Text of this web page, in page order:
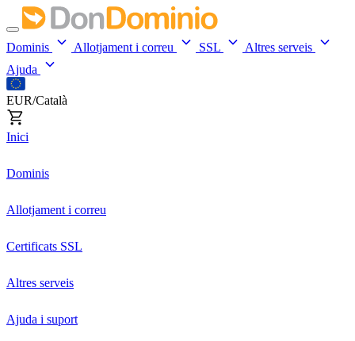
Dominis Allotjament i correu SSL
Altres serveis
Ajuda
EUR/Català
Inici
Dominis
Allotjament i correu
Certificats SSL
Altres serveis
Ajuda i suport